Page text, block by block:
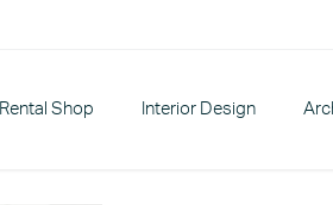
Rental Shop Interior Design